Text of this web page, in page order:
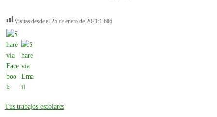
Visitas desde el 25 de enero de 2021:1.606
Tus trabajos escolares